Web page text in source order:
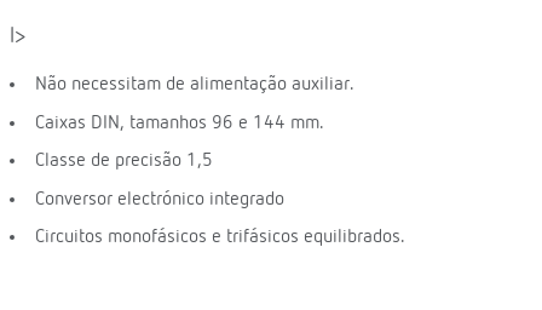
l>
Não necessitam de alimentação auxiliar.
Caixas DIN, tamanhos 96 e 144 mm.
Classe de precisão 1,5
Conversor electrónico integrado
Circuitos monofásicos e trifásicos equilibrados.